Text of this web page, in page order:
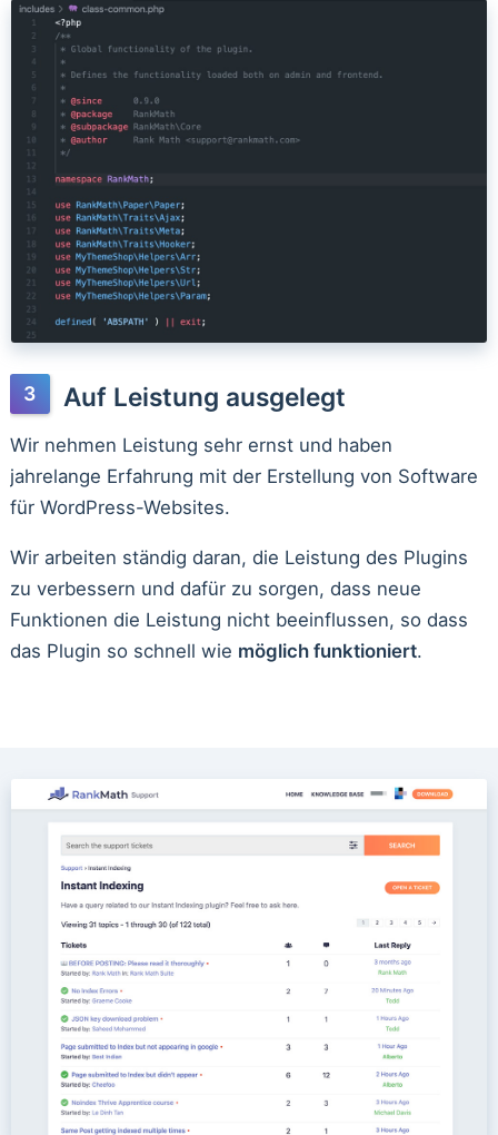
Auf Leistung ausgelegt
Wir nehmen Leistung sehr ernst und haben
jahrelange Erfahrung mit der Erstellung von Software
für WordPress-Websites.
Wir arbeiten ständig daran, die Leistung des Plugins
zu verbessern und dafür zu sorgen, dass neue
Funktionen die Leistung nicht beeinflussen, so dass
das Plugin so schnell wie möglich funktioniert.